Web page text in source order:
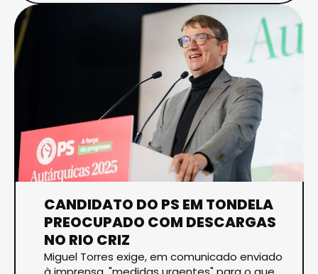
CANDIDATO DO PS EM TONDELA
PREOCUPADO COM DESCARGAS
NO RIO CRIZ
Miguel Torres exige, em comunicado enviado